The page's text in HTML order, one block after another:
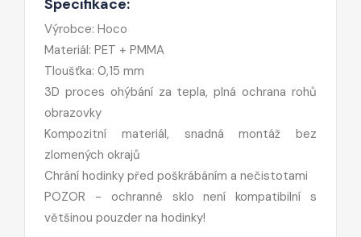
Specifikace:
Výrobce: Hoco
Materiál: PET + PMMA
Tloušťka: 0,15 mm
3D proces ohýbání za tepla, plná ochrana rohů
obrazovky
Kompozitní materiál, snadná montáž bez
zlomených okrajů
Chrání hodinky před poškrábáním a nečistotami
POZOR - ochranné sklo není kompatibilní s
většinou pouzder na hodinky!